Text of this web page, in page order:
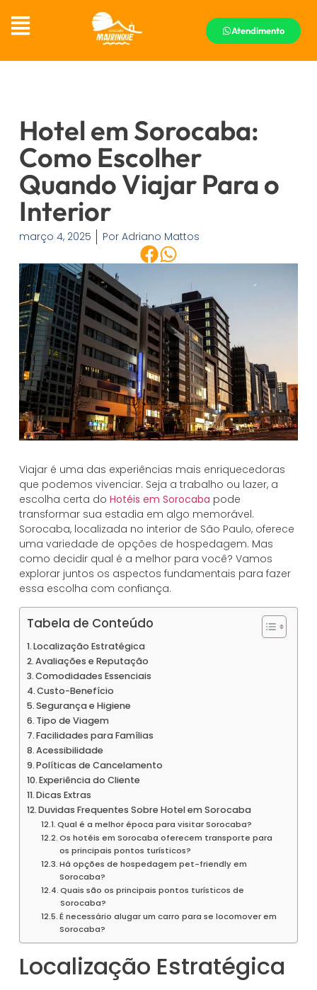
Atendimento
Hotel em Sorocaba:
Como Escolher
Quando Viajar Para o
Interior
março 4, 2025 PorAdriano Mattos
Viajar é uma das experiências mais enriquecedoras
que podemos vivenciar. Seja a trabalho ou lazer, a
escolha certa do Hotéis em Sorocaba pode
transformar sua estadia em algo memorável.
Sorocaba, localizada no interior de São Paulo, oferece
uma variedade de opções de hospedagem. Mas
como decidir qual é a melhor para você? Vamos
explorar juntos os aspectos fundamentais para fazer
essa escolha com confiança.
Tabela de Conteúdo
Localização Estratégica
Avaliações e Reputação
Comodidades Essenciais
Custo-Benefício
Segurança e Higiene
Tipo de Viagem
Facilidades para Famílias
Acessibilidade
Políticas de Cancelamento
Experiência do Cliente
Dicas Extras
Duvidas Frequentes Sobre Hotel em Sorocaba
Qual é a melhor época para visitar Sorocaba?
Os hotéis em Sorocaba oferecem transporte para
os principais pontos turísticos?
Há opções de hospedagem pet-friendly em
Sorocaba?
Quais são os principais pontos turísticos de
Sorocaba?
É necessário alugar um carro para se locomover em
Sorocaba?
Localização Estratégica